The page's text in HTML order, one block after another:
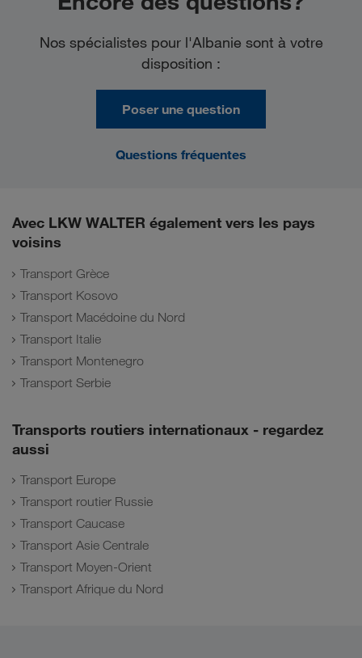
Nos spécialistes pour l'Albanie sont à votre
disposition :
Poser une question
Questions fréquentes
Avec LKW WALTER également vers les pays
voisins
Transport Grèce
Transport Kosovo
Transport Macédoine du Nord
Transport Italie
Transport Montenegro
Transport Serbie
Transports routiers internationaux - regardez
aussi
Transport Europe
Transport routier Russie
Transport Caucase
Transport Asie Centrale
Transport Moyen-Orient
Transport Afrique du Nord